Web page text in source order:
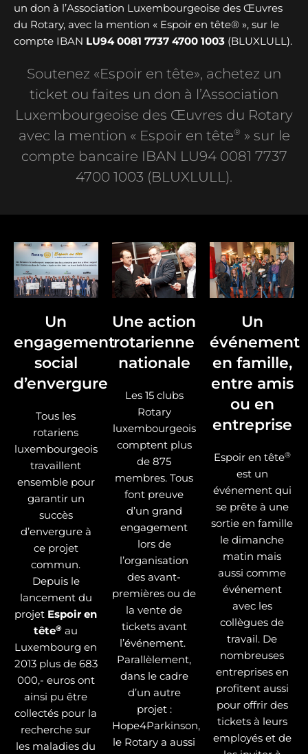
un don à l’Association Luxembourgeoise des Œuvres
du Rotary, avec la mention « Espoir en tête® », sur le
compte IBAN LU94 0081 7737 4700 1003 (BLUXLULL).
Soutenez «Espoir en tête», achetez un
ticket ou faites un don à l’Association
Luxembourgeoise des Œuvres du Rotary
avec la mention « Espoir en tête® » sur le
compte bancaire IBAN LU94 0081 7737
4700 1003 (BLUXLULL).
Un
engagement
social
d’envergure
Tous les
rotariens
luxembourgeois
travaillent
ensemble pour
garantir un
succès
d’envergure à
ce projet
commun.
Depuis le
lancement du
projet Espoir en
tête® au
Luxembourg en
2013 plus de 683
000,- euros ont
ainsi pu être
collectés pour la
recherche sur
les maladies du
Une action
rotarienne
nationale
Les 15 clubs
Rotary
luxembourgeois
comptent plus
de 875
membres. Tous
font preuve
d’un grand
engagement
lors de
l’organisation
des avant-
premières ou de
la vente de
tickets avant
l’événement.
Parallèlement,
dans le cadre
d’un autre
projet :
Hope4Parkinson,
le Rotary a aussi
Un
événement
en famille,
entre amis
ou en
entreprise
Espoir en tête®
est un
événement qui
se prête à une
sortie en famille
le dimanche
matin mais
aussi comme
événement
avec les
collègues de
travail. De
nombreuses
entreprises en
profitent aussi
pour offrir des
tickets à leurs
employés et de